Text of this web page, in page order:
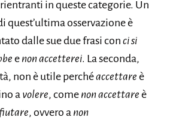
in queste categorie. Un
quest’ultima osservazione è
dalle sue due frasi con ci si
e nonaccetterei. La seconda,
non è utile perchéaccettare è
avolere, come non accettare è
, ovvero a non